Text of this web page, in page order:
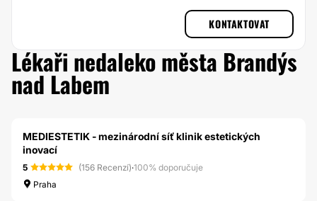
KONTAKTOVAT
Lékaři nedaleko města Brandýs
nad Labem
MEDIESTETIK - mezinárodní síť klinik estetických
inovací
5 (156 Recenzí)·100% doporučuje
Praha